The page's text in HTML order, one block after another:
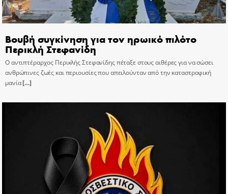
Βουβή συγκίνηση για τον ηρωικό πιλότο
Περικλή Στεφανίδη
Ο αντιπτέραρχος Περικλής Στεφανίδης πέταξε στους αιθέρες για να σώσει
ανθρώπινες ζωές και περιουσίες που απειλούνταν από την καταστροφική
μανία[…]